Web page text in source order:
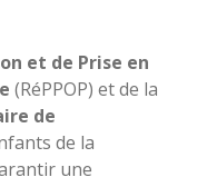
et de Prise en
(RéPPOP) et de la
de
de la
une